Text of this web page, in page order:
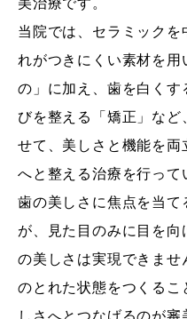
美治療です。
当院では、セラミック
れがつきにくい素材を用
の」に加え、歯を白くす
びを整える「矯正」な
せて、美しさと機能を両
へと整える治療を行って
歯の美しさに焦点を当て
が、見た目のみに目を
の美しさは実現できませ
のとれた状態をつくるこ
しさへとつなげるのが審